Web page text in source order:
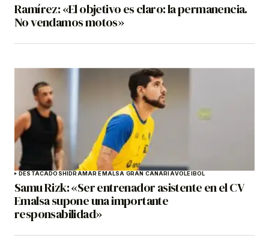
Ramírez: «El objetivo es claro: la permanencia.
No vendamos motos»
DESTACADOSHIDRAMAR EMALSA GRAN CANARIAVOLEIBOL
Samu Rizk: «Ser entrenador asistente en el CV
Emalsa supone una importante
responsabilidad»